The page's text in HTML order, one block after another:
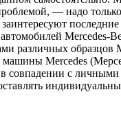
— надо
различных
Mercedes
совпадении с